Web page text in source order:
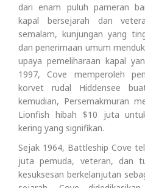
dari enam puluh pameran
kapal bersejarah dan
semalam, kunjungan yang
dan penerimaan umum
upaya pemeliharaan kapal
1997, Cove memperoleh
korvet rudal Hiddensee
kemudian, Persemakmuran
Lionfish hibah $10 juta
kering yang signifikan.
Sejak 1964, Battleship Cove
juta pemuda, veteran, dan
kesuksesan berkelanjutan